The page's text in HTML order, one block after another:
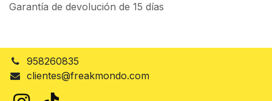
Garantía de devolución de 15 días
958260835
clientes@freakmondo.com